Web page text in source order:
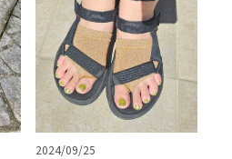
2024/09/25